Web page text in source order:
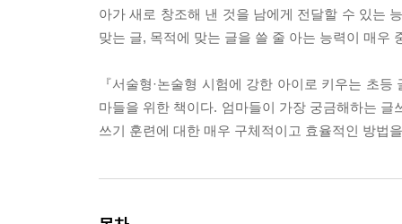
아가 새로 창조해 낸 것을 남에게 전달할 수 있는
맞는 글, 목적에 맞는 글을 쓸 줄 아는 능력이 매우
『서술형·논술형 시험에 강한 아이로 키우는 초
마들을 위한 책이다. 엄마들이 가장 궁금해하는
쓰기 훈련에 대한 매우 구체적이고 효율적인 방법